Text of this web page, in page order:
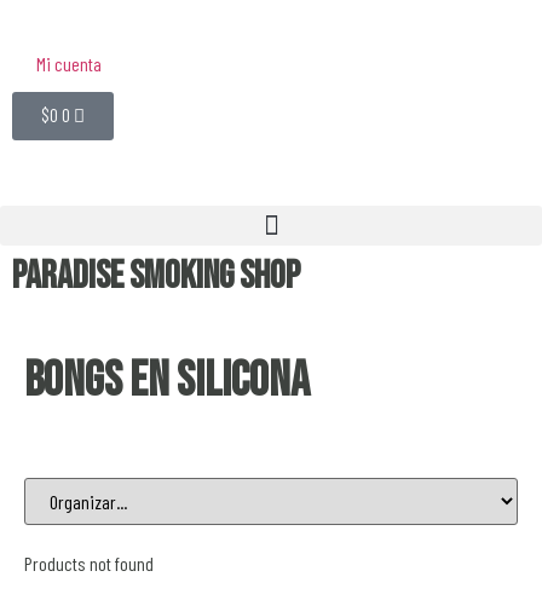
Mi cuenta
$0 0
Paradise Smoking Shop
Bongs en Silicona
Products not found